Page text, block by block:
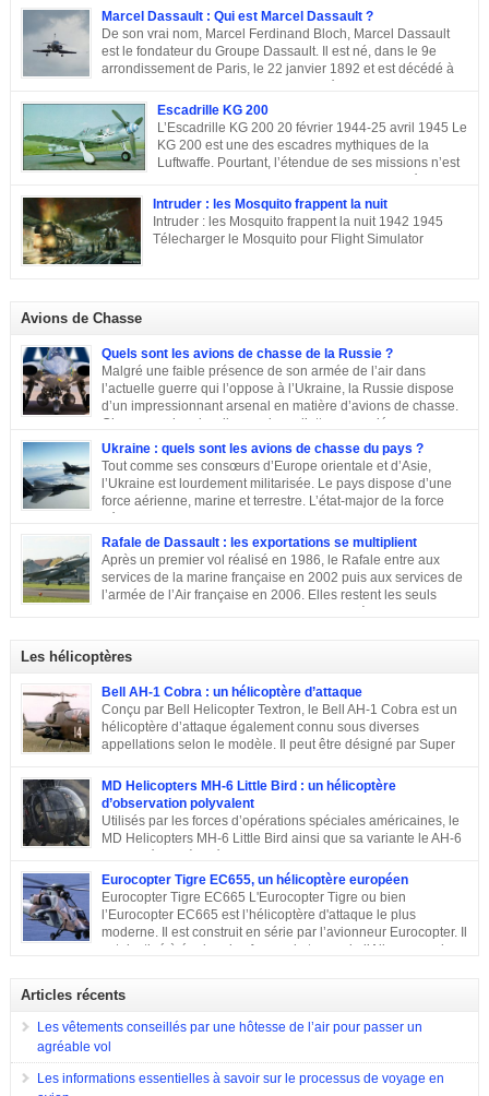
entre les mains de la famille de son fondateur et qui porte encore son nom,
Marcel Bloch ayant changé son nom en Dassault en 1946. Retour sur le
parcours de ce fleuron de l’aviation civile et militaire. De la première guerre
mondiale à la Course aux Armements Au début de la première guerre
mondiale, Marcel Bloch a créé la Société d’études aéronautiques avec son
Marcel Dassault : Qui est Marcel Dassault ?
De son vrai nom, Marcel Ferdinand Bloch, Marcel Dassault
est le fondateur du Groupe Dassault. Il est né, dans le 9e
arrondissement de Paris, le 22 janvier 1892 et est décédé à
Neuilly-sur-Seine, le 17 avril 1986. Ingénieur de talent, il a
également été un entrepreneur et un homme politique français. Enfance et
famille de Marcel Dassault Dernier enfant d’Adolphe Bloch et de Noémie
Allatini, Marcel avait trois frères ainés. Le premier est mort à son jeune âge,
le second, Darius Paul Bloch est devenu générale d’armée et le troisième,
René était chirurgien à Paris avant d’être exécuté en déportation […]
Escadrille KG 200
L’Escadrille KG 200 20 février 1944-25 avril 1945 Le
KG 200 est une des escadres mythiques de la
Luftwaffe. Pourtant, l’étendue de ses missions n’est
des missions très différentes selon les centres d’intérêts : patrouille
maritime, Mistel ou missions secrètes. Partons du commencement : le nom.
La désignation KG 200, KampfGeschwader 200, signifie littéralement »
escadre de combat n°200 « . » Escadre de combat « , c’est un peu vague.
Donc il n’y a pas a priori de limites aux missions du KG 200, sous cette
Intruder : les Mosquito frappent la nuit
Intruder : les Mosquito frappent la nuit 1942 1945
Télecharger le Mosquito pour Flight Simulator
Avions de Chasse
Quels sont les avions de chasse de la Russie ?
Malgré une faible présence de son armée de l’air dans
l’actuelle guerre qui l’oppose à l’Ukraine, la Russie dispose
d’un impressionnant arsenal en matière d’avions de chasse.
Chasseurs, bombardiers, avions d’attaque … découvrons
ensemble les principaux moyens dont dispose sa force aérienne.
Ukraine : quels sont les avions de chasse du pays ?
Tout comme ses consœurs d’Europe orientale et d’Asie,
l’Ukraine est lourdement militarisée. Le pays dispose d’une
force aérienne, marine et terrestre. L’état-major de la force
aérienne ukrainienne se trouve dans la ville de Vinnitsa. Elle
est équipée en majorité d’avions de fabrication soviétique. Parmi les
républiques socialistes soviétiques, l’Ukraine élabore l’une des plus
stratégiques. D’après les statistiques de 2014, l’armée de l’air ukrainienne
et les forces de défense aérienne contiennent environ 43 000 personnes et
247 avions. L’armée ukrainienne se divise en trois commandements
Rafale de Dassault : les exportations se multiplient
Après un premier vol réalisé en 1986, le Rafale entre aux
services de la marine française en 2002 puis aux services de
l’armée de l’Air française en 2006. Elles restent les seuls
exploitants du chasseur français pendant près de 10 ans. En
que le succès viendra bientôt. Quatre ans plus tard, les premières
commandes étrangères sont signées et depuis, le constructeur multiplie les
exportations. Tour d’horizon sur les exportations du Rafale …
Les hélicoptères
Bell AH-1 Cobra : un hélicoptère d’attaque
Conçu par Bell Helicopter Textron, le Bell AH-1 Cobra est un
hélicoptère d’attaque également connu sous diverses
appellations selon le modèle. Il peut être désigné par Super
Cobra, Snake ou encore Viper. Le modèle premier était doté de la même
motorisation, de la même transmission et du même rotor principal que le
Bell UH-1 Iroquois. Cet appareil a effectué son premier vol en septembre
1965, est entré en service en 1967 et est toujours en service dans quelques
pays. Sa conception C’est en 1962 que Bell décide de construire un
MD Helicopters MH-6 Little Bird : un hélicoptère
d’observation polyvalent
Utilisés par les forces d’opérations spéciales américaines, le
MD Helicopters MH-6 Little Bird ainsi que sa variante le AH-6
du Hughes MD 500. Il a été conçu par l’avionneur américain MD
Helicopters. Sa conception Lorsqu’en 1960, l’armée américaine a évoqué
son souhait de développer un hélicoptère léger d’observation qui serait
également capable d’endosser divers rôles, de nombreuses compagnies
sont entrées en compétition pour remporter le projet. Parmi elles, il y a eu
Eurocopter Tigre EC655, un hélicoptère européen
Eurocopter Tigre EC665 L'Eurocopter Tigre ou bien
l’Eurocopter EC665 est l’hélicoptère d'attaque le plus
moderne. Il est construit en série par l’avionneur Eurocopter. Il
est destiné à équiper les forces de terres de l’Allemagne, la
construit afin d’assurer les missions d’appui à proximité immédiate des
forces terrestres. Il a été utilisé en 2009 lors de la guerre en Afghanistan.
Eurocopter Tigre EC655
Articles récents
Les vêtements conseillés par une hôtesse de l’air pour passer un
agréable vol
Les informations essentielles à savoir sur le processus de voyage en